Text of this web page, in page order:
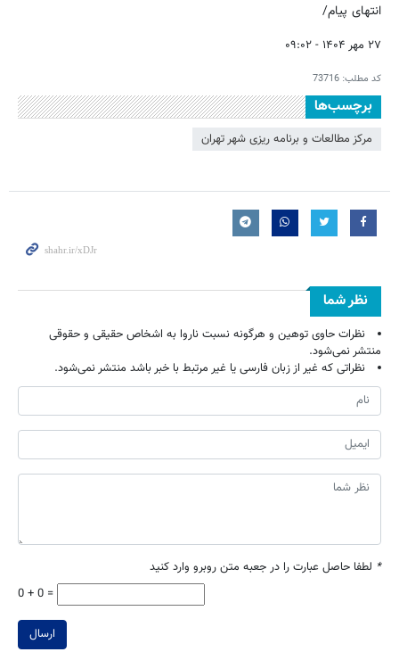
انتهای پیام/
۲۷ مهر ۱۴۰۴ - ۰۹:۰۲
کد مطلب: 73716
برچسب‌ها
مرکز مطالعات و برنامه ریزی شهر تهران
نظر شما
نظرات حاوی توهین و هرگونه نسبت ناروا به اشخاص حقیقی و حقوقی
منتشر نمی‌شود.
نظراتی که غیر از زبان فارسی یا غیر مرتبط با خبر باشد منتشر نمی‌شود.
* لطفا حاصل عبارت را در جعبه متن روبرو وارد کنید
0 + 0 =
ارسال